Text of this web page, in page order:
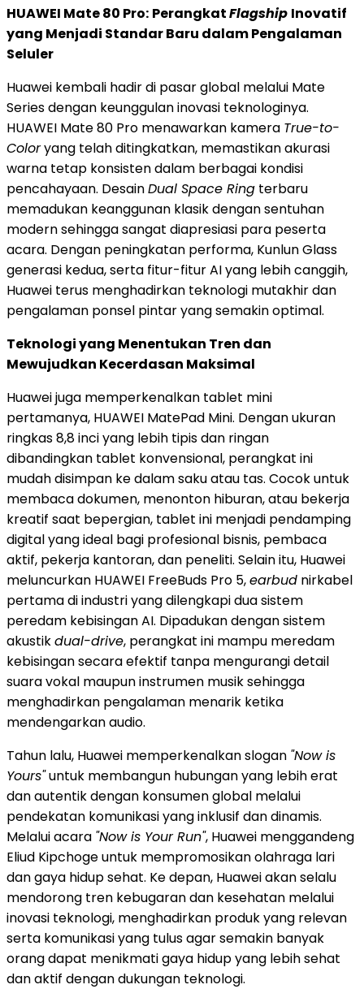
HUAWEI Mate 80 Pro: PerangkatFlagship Inovatif
yang Menjadi Standar Baru dalam Pengalaman
Seluler
Huawei kembali hadir di pasar global melalui Mate
Series dengan keunggulan inovasi teknologinya.
HUAWEI Mate 80 Pro menawarkan kamera True-to-
Coloryang telah ditingkatkan, memastikan akurasi
warna tetap konsisten dalam berbagai kondisi
pencahayaan. DesainDual Space Ring terbaru
memadukan keanggunan klasik dengan sentuhan
modern sehingga sangat diapresiasi para peserta
acara. Dengan peningkatan performa, Kunlun Glass
generasi kedua, serta fitur-fitur AI yang lebih canggih,
Huawei terus menghadirkan teknologi mutakhir dan
pengalaman ponsel pintar yang semakin optimal.
Teknologi yang Menentukan Tren dan
Mewujudkan Kecerdasan Maksimal
Huawei juga memperkenalkan tablet mini
pertamanya, HUAWEI MatePad Mini. Dengan ukuran
ringkas 8,8 inci yang lebih tipis dan ringan
dibandingkan tablet konvensional, perangkat ini
mudah disimpan ke dalam saku atau tas. Cocok untuk
membaca dokumen, menonton hiburan, atau bekerja
kreatif saat bepergian, tablet ini menjadi pendamping
digital yang ideal bagi profesional bisnis, pembaca
aktif, pekerja kantoran, dan peneliti. Selain itu, Huawei
meluncurkan HUAWEI FreeBuds Pro 5,earbud nirkabel
pertama di industri yang dilengkapi dua sistem
peredam kebisingan AI. Dipadukan dengan sistem
akustikdual-drive, perangkat ini mampu meredam
kebisingan secara efektif tanpa mengurangi detail
suara vokal maupun instrumen musik sehingga
menghadirkan pengalaman menarik ketika
mendengarkan audio.
Tahun lalu, Huawei memperkenalkan slogan "Now is
Yours"untuk membangun hubungan yang lebih erat
dan autentik dengan konsumen global melalui
pendekatan komunikasi yang inklusif dan dinamis.
Melalui acara "Now is Your Run", Huawei menggandeng
Eliud Kipchoge untuk mempromosikan olahraga lari
dan gaya hidup sehat. Ke depan, Huawei akan selalu
mendorong tren kebugaran dan kesehatan melalui
inovasi teknologi, menghadirkan produk yang relevan
serta komunikasi yang tulus agar semakin banyak
orang dapat menikmati gaya hidup yang lebih sehat
dan aktif dengan dukungan teknologi.